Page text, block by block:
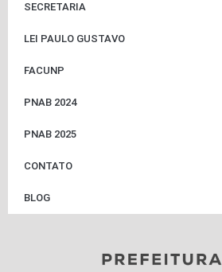
SECRETARIA
LEI PAULO GUSTAVO
FACUNP
PNAB 2024
PNAB 2025
CONTATO
BLOG